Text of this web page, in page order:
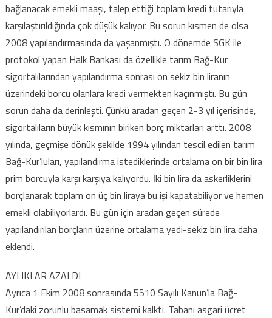
bağlanacak emekli maaşı, talep ettiği toplam kredi tutarıyla
karşılaştırıldığında çok düşük kalıyor. Bu sorun kısmen de olsa
2008 yapılandırmasında da yaşanmıştı. O dönemde SGK ile
protokol yapan Halk Bankası da özellikle tarım Bağ-Kur
sigortalılarından yapılandırma sonrası on sekiz bin liranın
üzerindeki borcu olanlara kredi vermekten kaçınmıştı. Bu gün
sorun daha da derinleşti. Çünkü aradan geçen 2-3 yıl içerisinde,
sigortalıların büyük kısmının biriken borç miktarları arttı. 2008
yılında, geçmişe dönük şekilde 1994 yılından tescil edilen tarım
Bağ-Kur’luları, yapılandırma istediklerinde ortalama on bir bin lira
prim borcuyla karşı karşıya kalıyordu. İki bin lira da askerliklerini
borçlanarak toplam on üç bin liraya bu işi kapatabiliyor ve hemen
emekli olabiliyorlardı. Bu gün için aradan geçen sürede
yapılandırılan borçların üzerine ortalama yedi-sekiz bin lira daha
eklendi.
AYLIKLAR AZALDI
Ayrıca 1 Ekim 2008 sonrasında 5510 Sayılı Kanun’la Bağ-
Kur’daki zorunlu basamak sistemi kalktı. Tabanı asgari ücret